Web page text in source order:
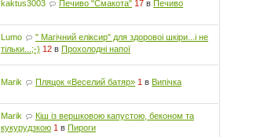
kaktus3003 Печиво "Смакота" 17 вПечиво
Lumo
" Магічний еліксир" для здоровоі шкіри...і не
тільки...;-) 12 вПрохолодні напої
Marik Пляцок «Веселий батяр» 1 вВипічка
Marik
Кіш із вершковою капустою, беконом та
кукурудзкою 1 вПироги